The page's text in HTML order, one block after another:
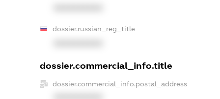
dossier.russian_reg_title
dossier.commercial_info.title
dossier.commercial_info.postal_address